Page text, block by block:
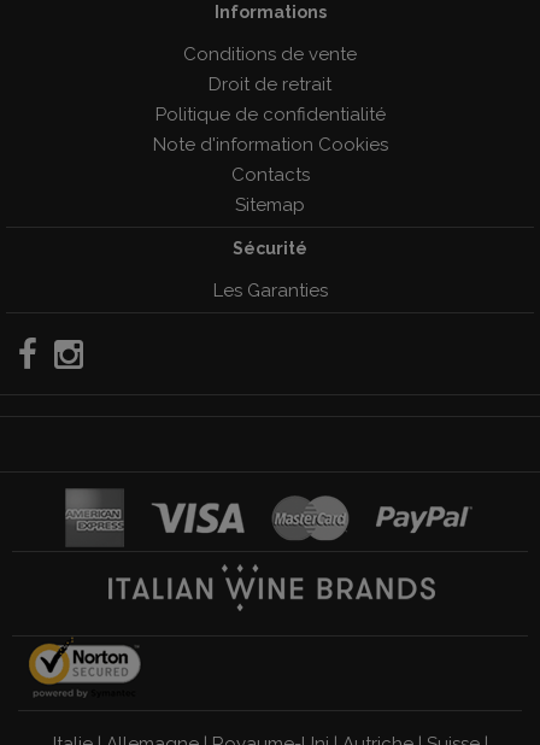
Informations
Conditions de vente
Droit de retrait
Politique de confidentialité
Note d'information Cookies
Contacts
Sitemap
Sécurité
Les Garanties